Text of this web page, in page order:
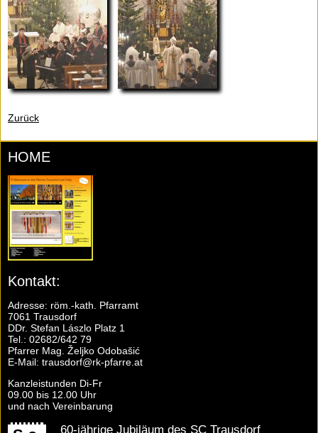
Zurück
HOME
Kontakt:
Adresse: röm.-kath. Pfarramt
7061 Trausdorf
DDr. Stefan Lászlo Platz 1
Tel.: 02682/642 79
Pfarrer Mag. Željko Odobašić
E-Mail: trausdorf@rk-pfarre.at
Kanzleistunden Di-Fr
09.00 bis 12.00 Uhr
und nach Vereinbarung
60-jährige Jubiläum des SC Trausdorf